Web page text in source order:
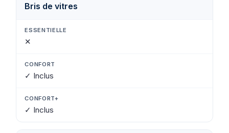
Bris de vitres
✕
✓ Inclus
✓ Inclus